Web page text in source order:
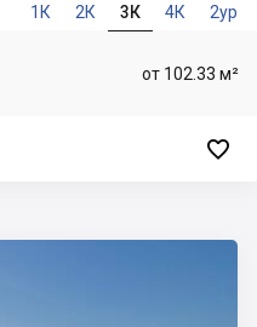
1К 2К 3К 4К 2ур
от 102.33 м²
